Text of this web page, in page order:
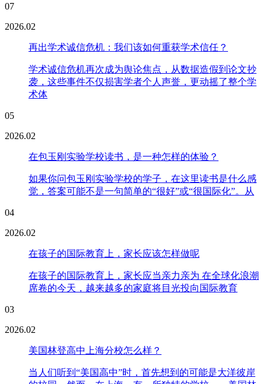
07
2026.02
再出学术诚信危机：我们该如何重获学术信任？
学术诚信危机再次成为舆论焦点，从数据造假到论文抄
袭，这些事件不仅损害学者个人声誉，更动摇了整个学
术体
05
2026.02
在包玉刚实验学校读书，是一种怎样的体验？
如果你问包玉刚实验学校的学子，在这里读书是什么感
觉，答案可能不是一句简单的“很好”或“很国际化”。从
04
2026.02
在孩子的国际教育上，家长应该怎样做呢
在孩子的国际教育上，家长应当亲力亲为 在全球化浪潮
席卷的今天，越来越多的家庭将目光投向国际教育
03
2026.02
美国林登高中上海分校怎么样？
当人们听到“美国高中”时，首先想到的可能是大洋彼岸